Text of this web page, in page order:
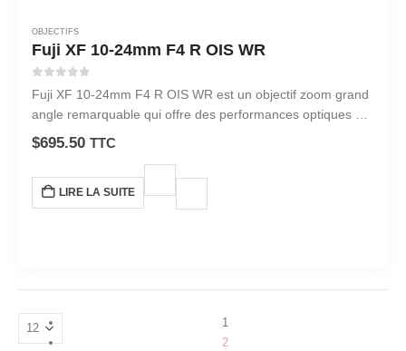
OBJECTIFS
Fuji XF 10-24mm F4 R OIS WR
Fuji XF 10-24mm F4 R OIS WR est un objectif zoom grand
angle remarquable qui offre des performances optiques et
une polyvalence supérieures.
$695.50 TTC
LIRE LA SUITE
1
2